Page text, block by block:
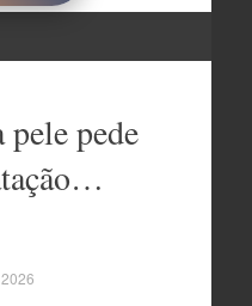
pele pede